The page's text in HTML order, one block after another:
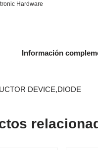
Hardware
Información
DEVICE,DIODE